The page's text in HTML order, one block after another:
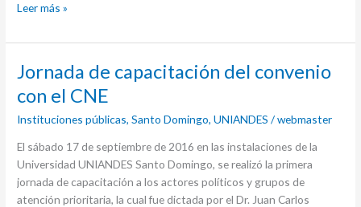
Leer más »
Jornada de capacitación del convenio
con el CNE
Instituciones públicas,Santo Domingo,UNIANDES /webmaster
El sábado 17 de septiembre de 2016 en las instalaciones de la
Universidad UNIANDES Santo Domingo, se realizó la primera
jornada de capacitación a los actores políticos y grupos de
atención prioritaria, la cual fue dictada por el Dr. Juan Carlos
Jornada
capacitación
del
con
el
CNE